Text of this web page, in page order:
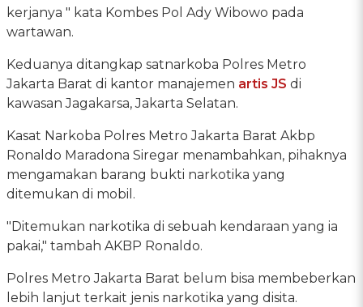
kerjanya " kata Kombes Pol Ady Wibowo pada
wartawan.
Keduanya ditangkap satnarkoba Polres Metro
Jakarta Barat di kantor manajemen artis JS di
kawasan Jagakarsa, Jakarta Selatan.
Kasat Narkoba Polres Metro Jakarta Barat Akbp
Ronaldo Maradona Siregar menambahkan, pihaknya
mengamakan barang bukti narkotika yang
ditemukan di mobil.
"Ditemukan narkotika di sebuah kendaraan yang ia
pakai," tambah AKBP Ronaldo.
Polres Metro Jakarta Barat belum bisa membeberkan
lebih lanjut terkait jenis narkotika yang disita.